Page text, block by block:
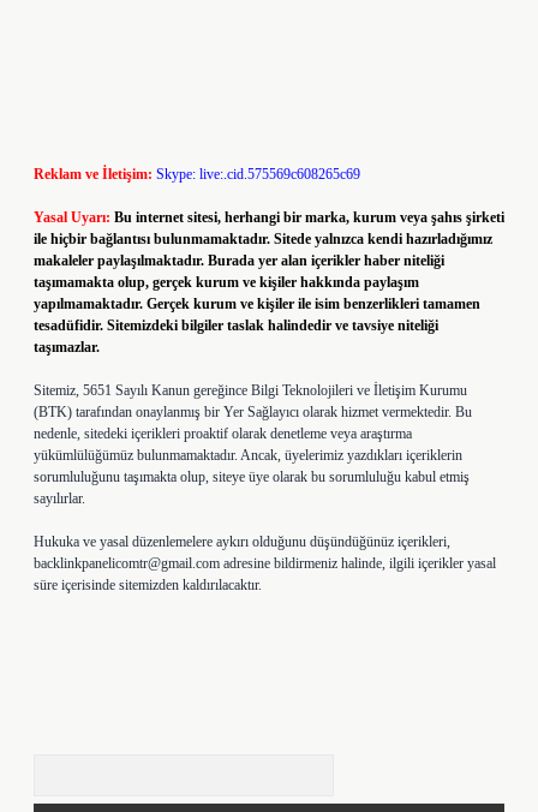
Reklam ve İletişim: Skype: live:.cid.575569c608265c69
Yasal Uyarı: Bu internet sitesi, herhangi bir marka, kurum veya şahıs şirketi
ile hiçbir bağlantısı bulunmamaktadır. Sitede yalnızca kendi hazırladığımız
makaleler paylaşılmaktadır. Burada yer alan içerikler haber niteliği
taşımamakta olup, gerçek kurum ve kişiler hakkında paylaşım
yapılmamaktadır. Gerçek kurum ve kişiler ile isim benzerlikleri tamamen
tesadüfidir. Sitemizdeki bilgiler taslak halindedir ve tavsiye niteliği
taşımazlar.
Sitemiz, 5651 Sayılı Kanun gereğince Bilgi Teknolojileri ve İletişim Kurumu
(BTK) tarafından onaylanmış bir Yer Sağlayıcı olarak hizmet vermektedir. Bu
nedenle, sitedeki içerikleri proaktif olarak denetleme veya araştırma
yükümlülüğümüz bulunmamaktadır. Ancak, üyelerimiz yazdıkları içeriklerin
sorumluluğunu taşımakta olup, siteye üye olarak bu sorumluluğu kabul etmiş
sayılırlar.
Hukuka ve yasal düzenlemelere aykırı olduğunu düşündüğünüz içerikleri,
backlinkpanelicomtr@gmail.com adresine bildirmeniz halinde, ilgili içerikler yasal
süre içerisinde sitemizden kaldırılacaktır.